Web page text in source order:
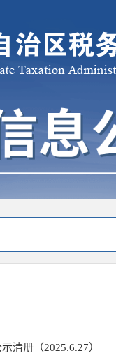
清册（2025.6.27）